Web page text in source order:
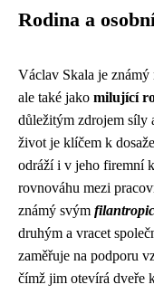
Rodina a
Václav Skala je
ale také jako milující
důležitým zdrojem síly
život je klíčem k
odráží i v jeho firemní
rovnováhu mezi
známý svým
druhým a vracet
zaměřuje na podporu
čímž jim otevírá dveře